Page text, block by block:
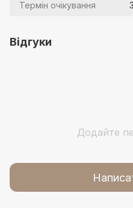
Термін очікування
Відгуки
Додайте